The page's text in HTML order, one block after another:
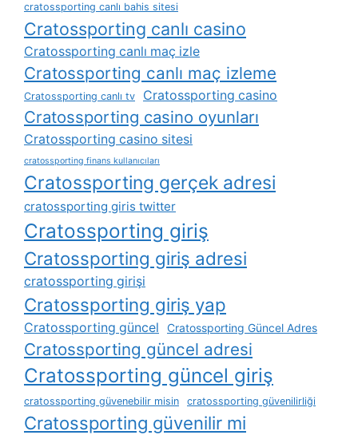
cratossporting canlı bahis sitesi
Cratossporting canlı casino
Cratossporting canlı maç izle
Cratossporting canlı maç izleme
Cratossporting canlı tv Cratossporting casino
Cratossporting casino oyunları
Cratossporting casino sitesi
cratossporting finans kullanıcıları
Cratossporting gerçek adresi
cratossporting giris twitter
Cratossporting giriş
Cratossporting giriş adresi
cratossporting girişi
Cratossporting giriş yap
Cratossporting güncel Cratossporting Güncel Adres
Cratossporting güncel adresi
Cratossporting güncel giriş
cratossporting güvenebilir misin cratossporting güvenilirliği
Cratossporting güvenilir mi